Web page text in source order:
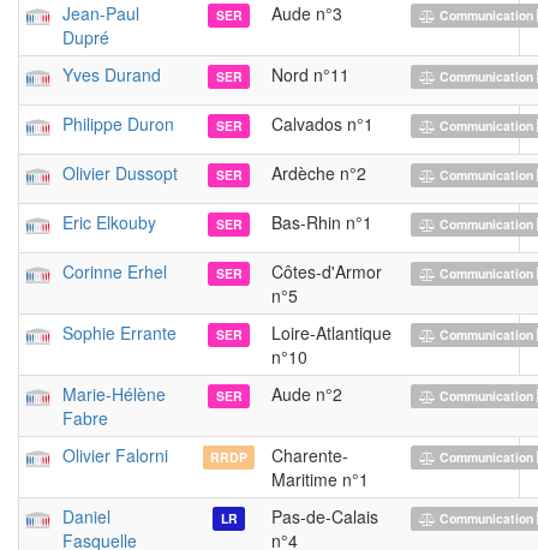
Jean-Paul
Dupré
SER Aude n°3
Yves Durand SER Nord n°11
Philippe Duron SER Calvados n°1
Olivier Dussopt SER Ardèche n°2
Eric Elkouby SER Bas-Rhin n°1
Corinne Erhel SER
Côtes-d'Armor
n°5
Sophie Errante SER
Loire-Atlantique
n°10
Marie-Hélène
Fabre
SER Aude n°2
Olivier Falorni RRDP
Charente-
Maritime n°1
Daniel
Fasquelle
LR
Pas-de-Calais
n°4